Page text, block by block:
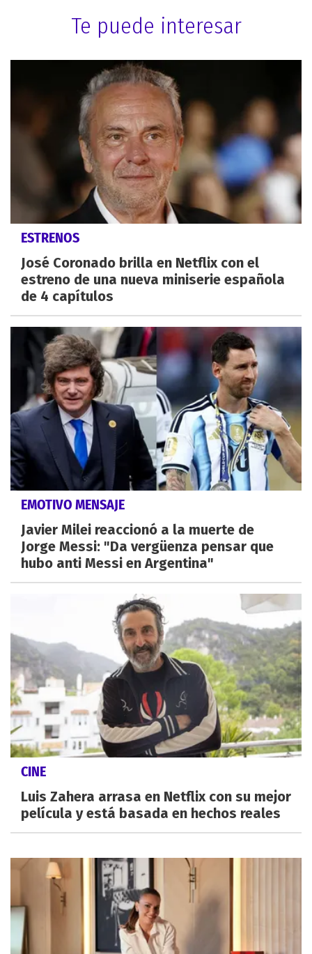
Te puede interesar
ESTRENOS
José Coronado brilla en Netflix con el
estreno de una nueva miniserie española
de 4 capítulos
EMOTIVO MENSAJE
Javier Milei reaccionó a la muerte de
Jorge Messi: "Da vergüenza pensar que
hubo anti Messi en Argentina"
CINE
Luis Zahera arrasa en Netflix con su mejor
película y está basada en hechos reales